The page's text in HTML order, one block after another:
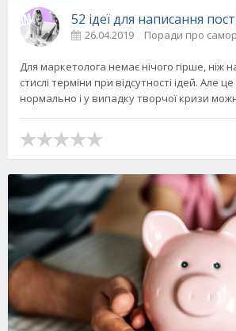
52 ідеї для написання
26.04.2019 Поради про
Для маркетолога немає нічого гірше, ніж
стислі терміни при відсутності ідей. Але
нормально і у випадку творчої кризи